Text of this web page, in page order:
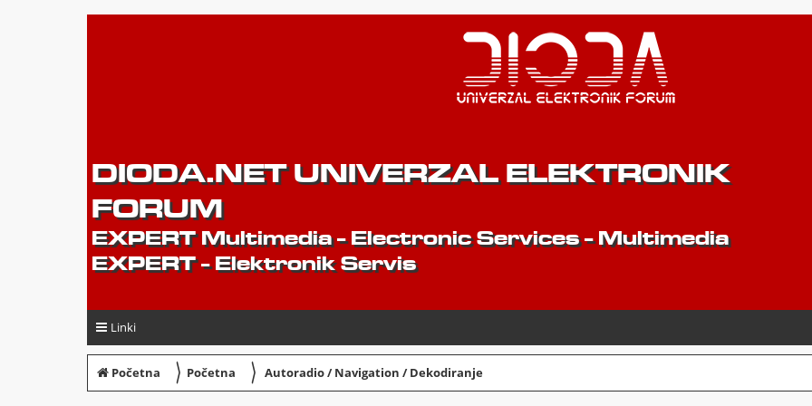
DIODA.NET UNIVERZAL ELEKTRONIK
FORUM
EXPERT Multimedia - Electronic Services - Multimedia
EXPERT - Elektronik Servis
Linki
Početna 〉 Početna 〉 Autoradio / Navigation / Dekodiranje